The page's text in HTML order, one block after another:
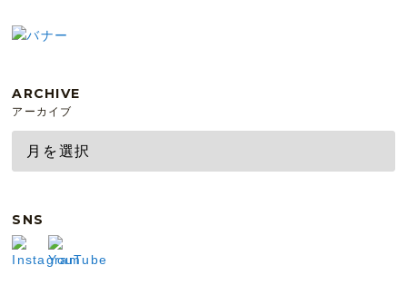
ARCHIVE
アーカイブ
SNS